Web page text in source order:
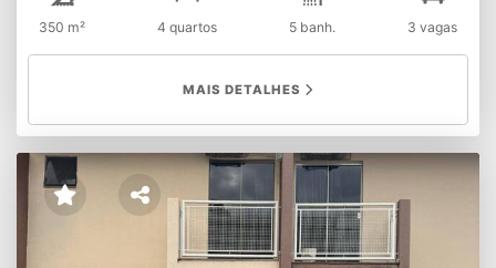
350 m² 4 quartos 5 banh. 3 vagas
MAIS DETALHES